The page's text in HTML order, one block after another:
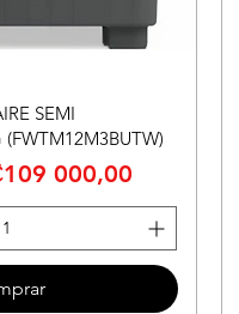
SEMI
de oferta
000,00